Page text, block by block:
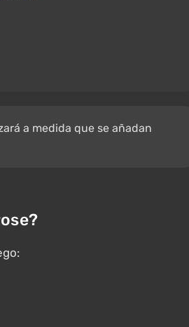
a medida que se añadan